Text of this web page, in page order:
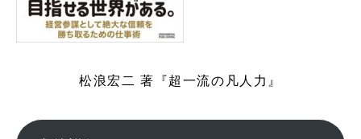
松浪宏二 著『超一流の凡人力』